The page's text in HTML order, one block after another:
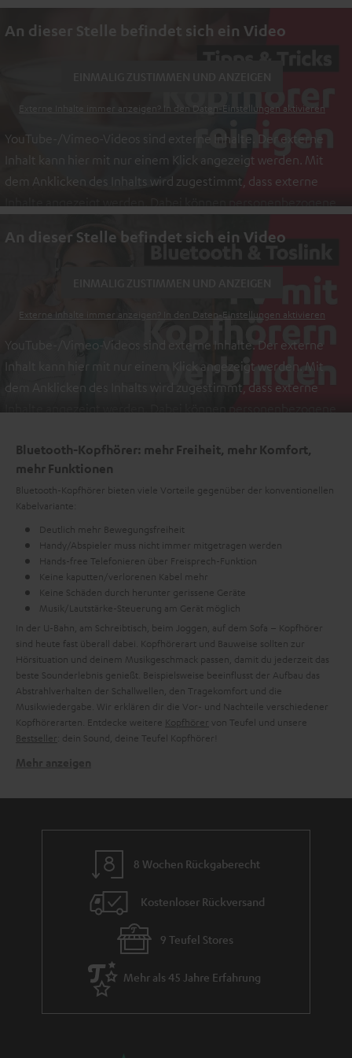
An dieser Stelle befindet sich ein Video
Externe Inhalte immer anzeigen? In den Daten‑Einstellungen aktivieren
YouTube-/Vimeo-Videos sind externe Inhalte. Der externe
Inhalt kann hier mit nur einem Klick angezeigt werden. Mit
dem Anklicken des Inhalts wird zugestimmt, dass externe
Inhalte angezeigt werden. Dabei können personenbezogene
Informationen sind in der Datenschutzerklärung unter I zu
An dieser Stelle befindet sich ein Video
Externe Inhalte immer anzeigen? In den Daten‑Einstellungen aktivieren
YouTube-/Vimeo-Videos sind externe Inhalte. Der externe
Inhalt kann hier mit nur einem Klick angezeigt werden. Mit
dem Anklicken des Inhalts wird zugestimmt, dass externe
Inhalte angezeigt werden. Dabei können personenbezogene
Informationen sind in der Datenschutzerklärung unter I zu
finden.
Bluetooth-Kopfhörer: mehr Freiheit, mehr Komfort,
mehr Funktionen
Bluetooth-Kopfhörer bieten viele Vorteile gegenüber der konventionellen
Kabelvariante:
Deutlich mehr Bewegungsfreiheit
Handy/Abspieler muss nicht immer mitgetragen werden
Hands-free Telefonieren über Freisprech-Funktion
Keine kaputten/verlorenen Kabel mehr
Keine Schäden durch herunter gerissene Geräte
Musik/Lautstärke-Steuerung am Gerät möglich
In der U-Bahn, am Schreibtisch, beim Joggen, auf dem Sofa – Kopfhörer
sind heute fast überall dabei. Kopfhörerart und Bauweise sollten zur
Hörsituation und deinem Musikgeschmack passen, damit du jederzeit das
beste Sounderlebnis genießt. Beispielsweise beeinflusst der Aufbau das
Abstrahlverhalten der Schallwellen, den Tragekomfort und die
Musikwiedergabe. Wir erklären dir die Vor- und Nachteile verschiedener
Kopfhörerarten. Entdecke weitere
Kopfhörer von Teufel und unsere
Bestseller : dein Sound, deine Teufel Kopfhörer!
her, sobald die Bluetooth Funktion aktiviert wird oder man in der Nähe
eines bekannten Gerätes ist. Kopfhörer ohne Kabel garantieren
Stabile Verbindung, große Reichweiten, starker Klang
Bluetooth-Kopfhörer von Teufel arbeiten mit einer aktuellen Bluetooth-
Version und sorgen so für eine stabile Verbindung bei geringem
Akkuverbrauch und hohen Reichweiten von bis zu 20 Metern (bei idealen
Bedingungen). Bei Bluetooth 5 ist die maximale Reichweite sogar 240m im
Low-Energy-Modus. Dank des in vielen Bluetooth-Kopfhörern aktivierten
apt-X-Codecs wird die Musik in CD-Qualität übertragen, wodurch einem
8 Wochen Rückgaberecht
Kostenloser Rückversand
9 Teufel Stores
Mehr als 45 Jahre Erfahrung